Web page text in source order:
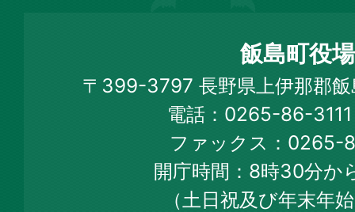
Town
Official
Web
Site
飯島町役場
〒399-3797 長野県上伊那郡
電話：0265-86-
ファックス：0265-
開庁時間：8時30分か
（土日祝及び年末年